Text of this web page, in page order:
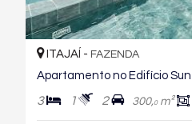
ITAJAÍ - FAZENDA
Apartamento no Edifício
3 1 2 300,0m²